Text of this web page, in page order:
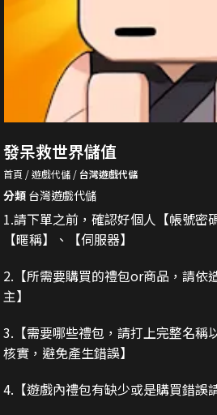
發呆救世界儲值
首頁 遊戲代儲 台灣遊戲代儲
分類 台灣遊戲代儲
1.請下單之前，確認好個人【帳號密
【暱稱】、【伺服器】
2. 【所需要購買的禮包or商品，請
主】
3. 【需要哪些禮包，請打上完整名
核實，避免產生錯誤】
4.【遊戲內禮包有缺少或是購買錯誤